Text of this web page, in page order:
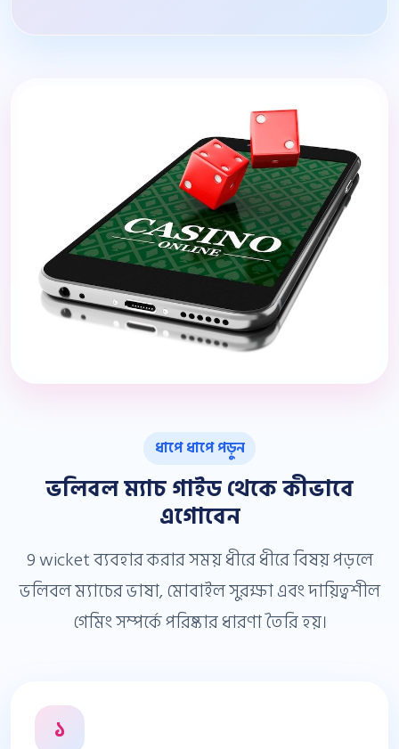
ধাপে ধাপে পড়ুন
ভলিবল ম্যাচ গাইড থেকে কীভাবে
এগোবেন
9 wicket ব্যবহার করার সময় ধীরে ধীরে বিষয় পড়লে
ভলিবল ম্যাচের ভাষা, মোবাইল সুরক্ষা এবং দায়িত্বশীল
গেমিং সম্পর্কে পরিষ্কার ধারণা তৈরি হয়।
১